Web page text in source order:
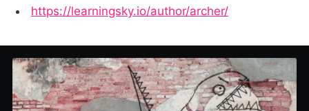
https://learningsky.io/author/archer/